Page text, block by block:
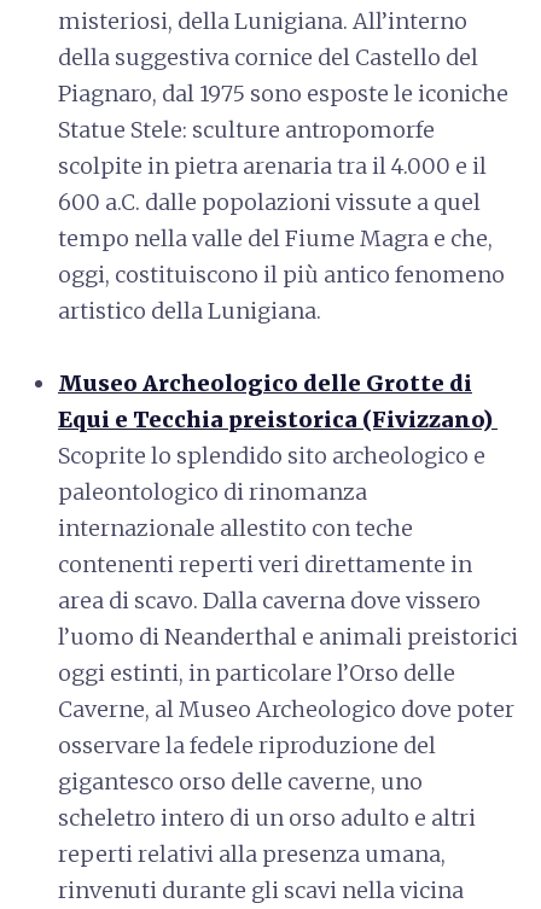
misteriosi, della Lunigiana. All’interno
della suggestiva cornice del Castello del
Piagnaro, dal 1975 sono esposte le iconiche
Statue Stele: sculture antropomorfe
scolpite in pietra arenaria tra il 4.000 e il
600 a.C. dalle popolazioni vissute a quel
tempo nella valle del Fiume Magra e che,
oggi, costituiscono il più antico fenomeno
artistico della Lunigiana.
Museo Archeologico delle Grotte di
Equi e Tecchia preistorica (Fivizzano)
Scoprite lo splendido sito archeologico e
paleontologico di rinomanza
internazionale allestito con teche
contenenti reperti veri direttamente in
area di scavo. Dalla caverna dove vissero
l’uomo di Neanderthal e animali preistorici
oggi estinti, in particolare l’Orso delle
Caverne, al Museo Archeologico dove poter
osservare la fedele riproduzione del
gigantesco orso delle caverne, uno
scheletro intero di un orso adulto e altri
reperti relativi alla presenza umana,
rinvenuti durante gli scavi nella vicina